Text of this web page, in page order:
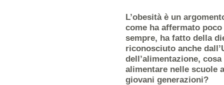
L’obesità è un
come ha affermato
sempre, ha fatto della
riconosciuto anche
dell’alimentazione,
alimentare nelle scuole
giovani generazioni?